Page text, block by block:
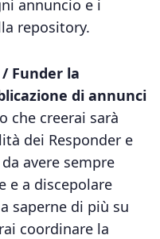
annuncio e i
repository.
Funder la
di annunci
che creerai sarà
dei Responder e
avere sempre
e a discepolare
saperne di più su
coordinare la